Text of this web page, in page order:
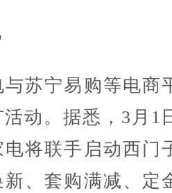
宁易购等电商
动。据悉，3月1
将联手启动西门
新、套购满减、定